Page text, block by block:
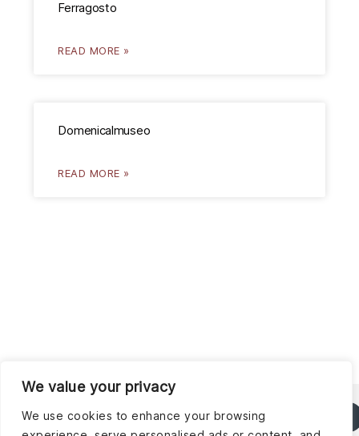
We value your privacy
We use cookies to enhance your browsing
Ferragosto
READ MORE »
Domenicalmuseo
READ MORE »
Via
Tonducci,
Sabato
09:00 -
NEWSLETTER